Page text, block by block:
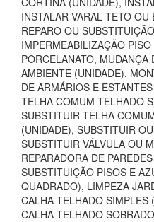
INSTALAR VARAL TETO
REPARO OU
IMPERMEABILIZAÇÃO
PORCELANATO,
AMBIENTE (UNIDADE),
DE ARMÁRIOS E
TELHA COMUM TELHADO
SUBSTITUIR TELHA
(UNIDADE), SUBSTITUIR
SUBSTITUIR VÁLVULA OU
REPARADORA DE
SUBSTITUIÇÃO PISOS E
QUADRADO), LIMPEZA
CALHA TELHADO
CALHA TELHADO